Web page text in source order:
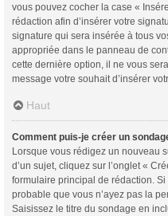
vous pouvez cocher la case «
rédaction afin d’insérer votre
signature qui sera insérée à tous
appropriée dans le panneau de
cette dernière option, il ne vous
message votre souhait d’insérer
Haut
Comment puis-je créer un
Lorsque vous rédigez un nouveau
d’un sujet, cliquez sur l’onglet «
formulaire principal de rédaction.
probable que vous n’ayez pas la
Saisissez le titre du sondage en